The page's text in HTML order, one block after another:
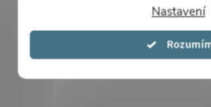
Nastavení
Souhlasím